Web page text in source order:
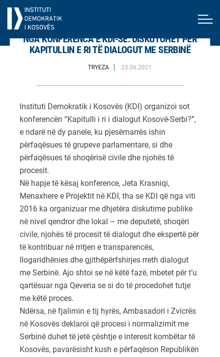
NGA KONFERENCA E KDI-SË: DISKUTOHET PËR
KAPITULLIN E RI TË DIALOGUT ME SERBINË
TRYEZA 23.06.2021
Instituti Demokratik i Kosovës (KDI) organizoi sot
konferencën “Kapitulli i ri i dialogut Kosovë-Serbi?”,
e ndarë në dy panele, ku pjesëmarrës ishin
përfaqësues të grupeve parlamentare, si dhe
përfaqësues të shoqërisë civile dhe njohës të
procesit.
Në hapje të kësaj konference, Jeta Krasniqi,
Menaxhere e Projektit në KDI, tha se KDI që nga viti
2016 ka organizuar me dhjetëra diskutime publike
në nivel qendror dhe lokal – me deputetë, shoqëri
civile, njohës të procesit të dialogut dhe ekspertë për
të kontribuar në rritjen e transparencës,
llogaridhënies dhe gjithëpërfshirjes rreth dialogut
me Serbinë. Ajo shtoi se në këtë fazë, mbetet për t’u
qartësuar nga Qeveria se si do të procedohet tutje
me këtë proces.
Ndërsa, në fjalimin e tij hyrës, Ambasadori i Zvicrës
në Kosovës deklaroi që procesi i normalizimit me
Serbinë duhet të jetë çështje e interesit kombëtar të
Kosovës, pavarësisht kush e përfaqëson Republikën